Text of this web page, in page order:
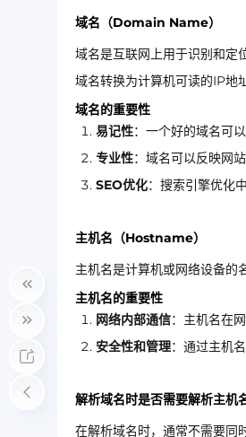
域名（Domain Name）
域名是互联网上用于识别和
域名转换为计算机可读的IP地址
域名的重要性
易记性：一个好的域名可
专业性：域名可以反映网
SEO优化：搜索引擎优化
主机名（Hostname）
主机名是计算机或网络设备的
主机名的重要性
网络内部通信：主机名在
安全性和管理：通过主机
解析域名时是否需要解析主机
在解析域名时，通常不需要同